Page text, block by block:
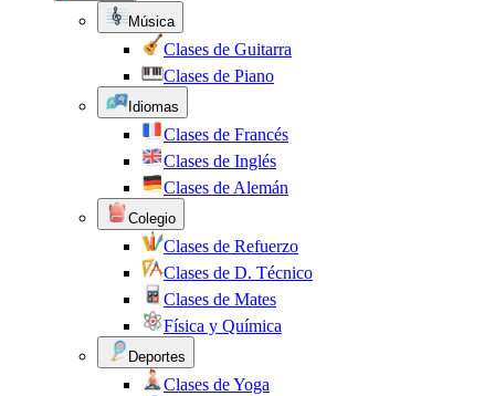
Música
Clases de Guitarra
Clases de Piano
Idiomas
Clases de Francés
Clases de Inglés
Clases de Alemán
Colegio
Clases de Refuerzo
Clases de D. Técnico
Clases de Mates
Física y Química
Deportes
Clases de Yoga